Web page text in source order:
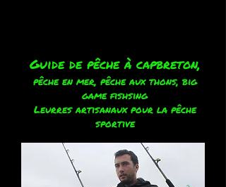
Guide de pêche à capbreton,
pêche en mer, pêche aux thons, big
game fishsing
Leurres artisanaux pour la pêche
sportive